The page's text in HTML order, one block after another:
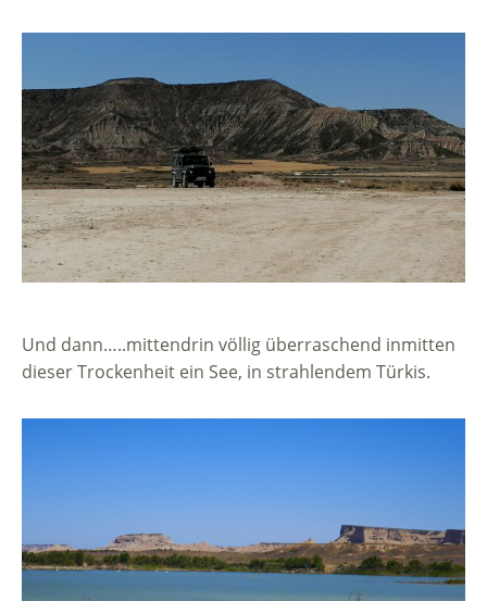
Und dann…..mittendrin völlig überraschend inmitten
dieser Trockenheit ein See, in strahlendem Türkis.